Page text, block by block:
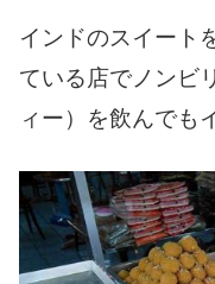
インドのスイート
ている店でノンビ
ィー）を飲んでも